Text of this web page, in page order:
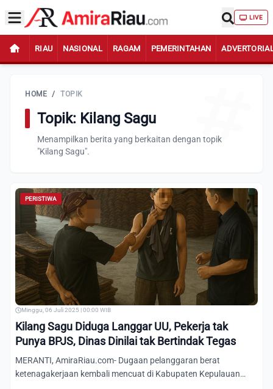
LIVE
RIAU NASIONAL RAGAM PEMERINTAHAN
HOME / TOPIK
Topik: Kilang Sagu
Menampilkan berita yang berkaitan dengan topik
"Kilang Sagu".
PERISTIWA
Minggu, 06 Juli 2025 | 00:00 WIB
Kilang Sagu Diduga Langgar UU, Pekerja tak
Punya BPJS, Dinas Dinilai tak Bertindak Tegas
MERANTI, AmiraRiau.com- Dugaan pelanggaran berat
ketenagakerjaan kembali mencuat di Kabupaten Kepulauan